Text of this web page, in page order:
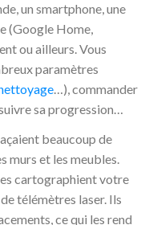
un smartphone, une
(Google Home,
ou ailleurs. Vous
paramètres
…), commander
sa progression…
beaucoup de
murs et les meubles.
cartographient votre
télémètres laser. Ils
ce qui les rend